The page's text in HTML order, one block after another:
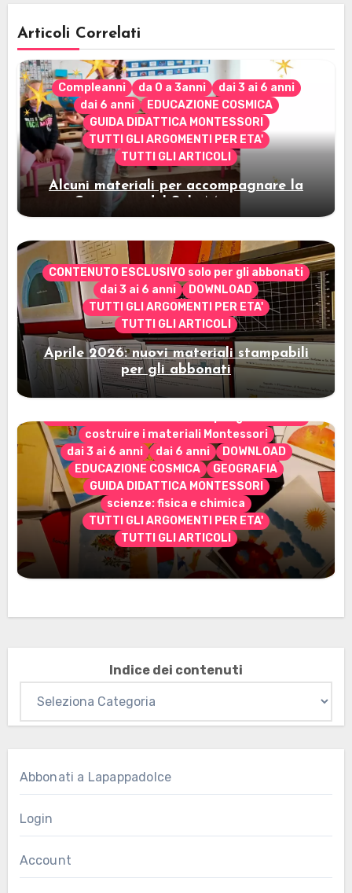
Articoli Correlati
Compleanni da 0 a 3anni
dai 3 ai 6 anni
dai 6 anni
EDUCAZIONE COSMICA
GUIDA DIDATTICA MONTESSORI
TUTTI GLI ARGOMENTI PER ETA'
TUTTI GLI ARTICOLI
Alcuni materiali per accompagnare la
Cerimonia del Sole Montessori
CONTENUTO ESCLUSIVO solo per gli abbonati
dai 3 ai 6 anni
DOWNLOAD
TUTTI GLI ARGOMENTI PER ETA'
TUTTI GLI ARTICOLI
Aprile 2026: nuovi materiali stampabili
per gli abbonati
costruire i materiali Montessori
dai 3 ai 6 anni
dai 6 anni
DOWNLOAD
EDUCAZIONE COSMICA
GEOGRAFIA
GUIDA DIDATTICA MONTESSORI
scienze: fisica e chimica
TUTTI GLI ARGOMENTI PER ETA'
TUTTI GLI ARTICOLI
Marzo 2026: nuovi materiali stampabili
per gli abbonati
Indice dei contenuti
Abbonati a Lapappadolce
Login
Account